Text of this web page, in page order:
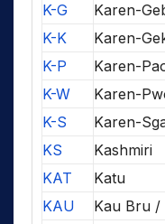
K-G
Karen-
K-K
Karen-
K-P
Karen-
K-W
Karen-
K-S
Karen-
KS
Kashmiri
KAT
Katu
KAU
Kau Bru /